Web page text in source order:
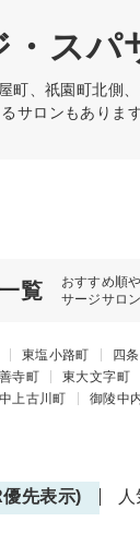
スパ
、祇園町北側
サロンもあります
覧
おすすめ順
サージサロ
東塩小路町 四
寺町 東大文字町
上古川町 御陵中
先表示)